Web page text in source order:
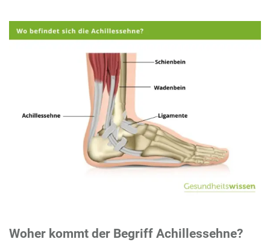
Woher kommt der Begriff Achillessehne?